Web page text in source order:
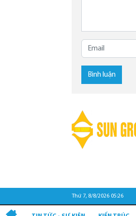
Bình luận
Thứ 7, 8/8/2026 05:26